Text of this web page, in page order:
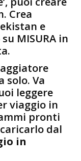
Crea
e
MISURA in
solo. Va
leggere
viaggio in
pronti
dal
in